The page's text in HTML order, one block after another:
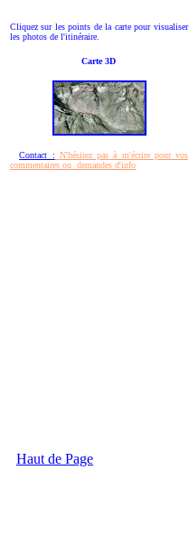
Cliquez sur les points de la carte pour visualiser
les photos de l'itinéraire.
Carte 3D
Contact : N'hésitez pas à m'écrire pour vos
commentaires ou demandes d'info
Haut de Page